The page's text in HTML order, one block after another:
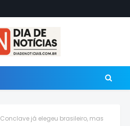
Conclave já elegeu brasileiro, mas